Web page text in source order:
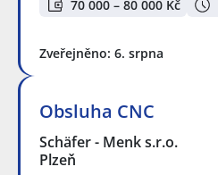
70 000 – 80 000 Kč
Zveřejněno: 6. srpna
Obsluha CNC
Schäfer - Menk s.r.o.
Plzeň